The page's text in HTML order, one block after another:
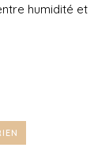
humidité et